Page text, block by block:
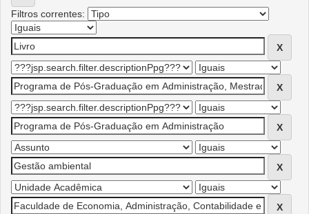
Filtros correntes: